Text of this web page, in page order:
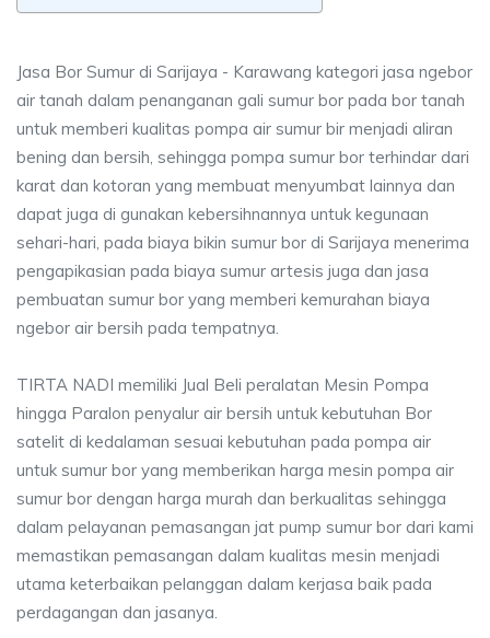
Jasa Bor Sumur di Sarijaya - Karawang kategori jasa ngebor
air tanah dalam penanganan gali sumur bor pada bor tanah
untuk memberi kualitas pompa air sumur bir menjadi aliran
bening dan bersih, sehingga pompa sumur bor terhindar dari
karat dan kotoran yang membuat menyumbat lainnya dan
dapat juga di gunakan kebersihnannya untuk kegunaan
sehari-hari, pada biaya bikin sumur bor di Sarijaya menerima
pengapikasian pada biaya sumur artesis juga dan jasa
pembuatan sumur bor yang memberi kemurahan biaya
ngebor air bersih pada tempatnya.
TIRTA NADI memiliki Jual Beli peralatan Mesin Pompa
hingga Paralon penyalur air bersih untuk kebutuhan Bor
satelit di kedalaman sesuai kebutuhan pada pompa air
untuk sumur bor yang memberikan harga mesin pompa air
sumur bor dengan harga murah dan berkualitas sehingga
dalam pelayanan pemasangan jat pump sumur bor dari kami
memastikan pemasangan dalam kualitas mesin menjadi
utama keterbaikan pelanggan dalam kerjasa baik pada
perdagangan dan jasanya.